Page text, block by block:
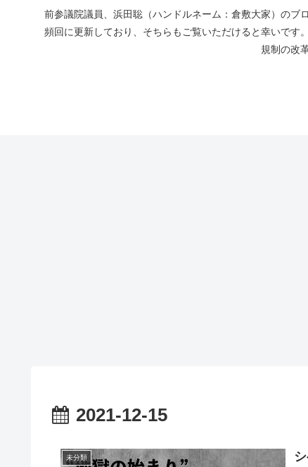
前参議院議員、浜田聡（ハンドルネーム：倉敷大家）のブ
頻回に更新しており、そちらもご覧いただけると幸いです
規制の改
2021-12-15
未分類